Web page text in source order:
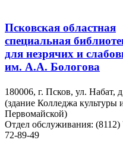
Псковская областная
специальная
для незрячих и
им. А.А. Бологова
180006, г. Псков, ул. Набат,
(здание Колледжа культуры
Первомайской)
Отдел обслуживания: (8112)
72-89-49